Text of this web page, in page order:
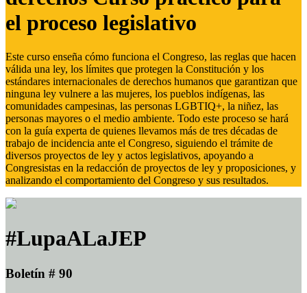
el proceso legislativo
Este curso enseña cómo funciona el Congreso, las reglas que hacen
válida una ley, los límites que protegen la Constitución y los
estándares internacionales de derechos humanos que garantizan que
ninguna ley vulnere a las mujeres, los pueblos indígenas, las
comunidades campesinas, las personas LGBTIQ+, la niñez, las
personas mayores o el medio ambiente. Todo este proceso se hará
con la guía experta de quienes llevamos más de tres décadas de
trabajo de incidencia ante el Congreso, siguiendo el trámite de
diversos proyectos de ley y actos legislativos, apoyando a
Congresistas en la redacción de proyectos de ley y proposiciones, y
analizando el comportamiento del Congreso y sus resultados.
#LupaALaJEP
Boletín # 90